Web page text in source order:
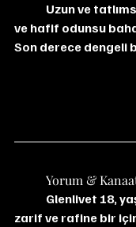
ve hafif odunsu
Son derece dengeli
Yorum &
zarif ve rafine bir